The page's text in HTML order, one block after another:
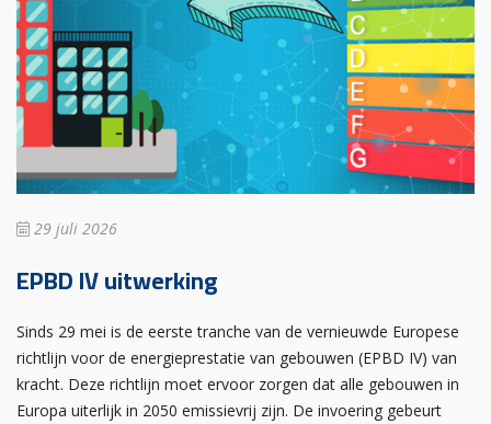
29 juli 2026
EPBD IV uitwerking
Sinds 29 mei is de eerste tranche van de vernieuwde Europese
richtlijn voor de energieprestatie van gebouwen (EPBD IV) van
kracht. Deze richtlijn moet ervoor zorgen dat alle gebouwen in
Europa uiterlijk in 2050 emissievrij zijn. De invoering gebeurt